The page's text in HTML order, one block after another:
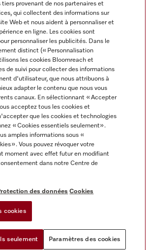
tiers provenant de nos partenaires et
qui collectent des informations sur
Web et nous aident à personnaliser et
en ligne. Les cookies sont
personnaliser les publicités. Dans le
distinct (« Personnalisation
les cookies Bloomreach et
de suivi pour collecter des informations
d'utilisateur, que nous attribuons à
adapter le contenu que nous vous
canaux. En sélectionnant « Accepter
acceptez tous les cookies et
que les cookies et technologies
« Cookies essentiels seulement».
amples informations sous «
». Vous pouvez révoquer votre
moment avec effet futur en modifiant
dans notre Centre de
des données Cookies
cookies
seulement Paramètres des cookies